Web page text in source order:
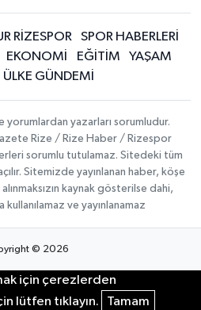
RİZESPOR
SPOR HABERLERİ
EKONOMİ EĞİTİM
YAŞAM
ÜLKE GÜNDEMİ
yorumlardan yazarları sorumludur.
Rize / Rize Haber / Rizespor
sorumlu tutulamaz. Sitedeki tüm
Sitemizde yayınlanan haber, köşe
kaynak gösterilse dahi,
ve yayınlanamaz
© 2026
için çerezlerden
lütfen tıklayın.
Tamam